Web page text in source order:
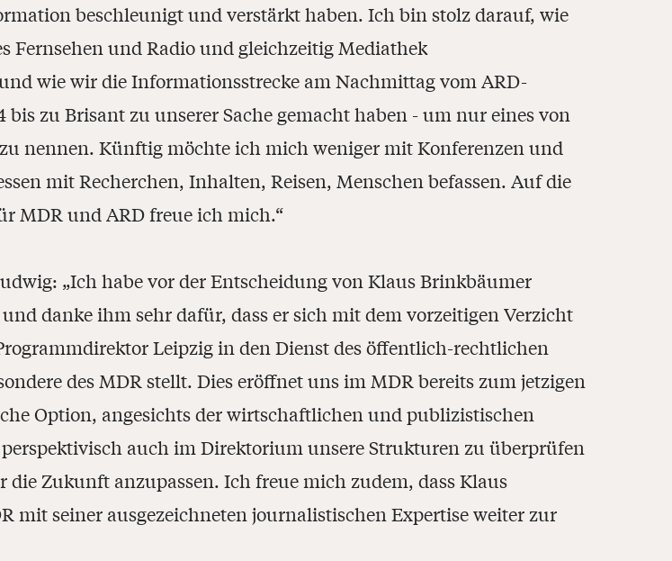
beschleunigt und verstärkt haben. Ich bin stolz darauf, wie
Fernsehen und Radio und gleichzeitig Mediathek
wie wir die Informationsstrecke am Nachmittag vom ARD-
zu Brisant zu unserer Sache gemacht haben - um nur eines von
nennen. Künftig möchte ich mich weniger mit Konferenzen und
mit Recherchen, Inhalten, Reisen, Menschen befassen. Auf die
MDR und ARD freue ich mich.“
„Ich habe vor der Entscheidung von Klaus Brinkbäumer
danke ihm sehr dafür, dass er sich mit dem vorzeitigen Verzicht
Leipzig in den Dienst des öffentlich-rechtlichen
des MDR stellt. Dies eröffnet uns im MDR bereits zum jetzigen
Option, angesichts der wirtschaftlichen und publizistischen
auch im Direktorium unsere Strukturen zu überprüfen
die Zukunft anzupassen. Ich freue mich zudem, dass Klaus
mit seiner ausgezeichneten journalistischen Expertise weiter zur